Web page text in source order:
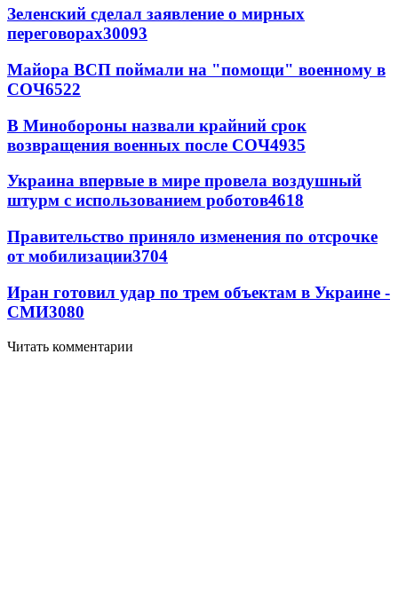
Зеленский сделал заявление о мирных
переговорах30093
Майора ВСП поймали на "помощи" военному в
СОЧ6522
В Минобороны назвали крайний срок
возвращения военных после СОЧ4935
Украина впервые в мире провела воздушный
штурм с использованием роботов4618
Правительство приняло изменения по отсрочке
от мобилизации3704
Иран готовил удар по трем объектам в Украине -
СМИ3080
Читать комментарии